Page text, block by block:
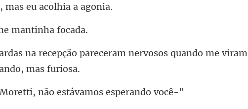
mantinha
ram nervosos quando me viram
não estávamos e